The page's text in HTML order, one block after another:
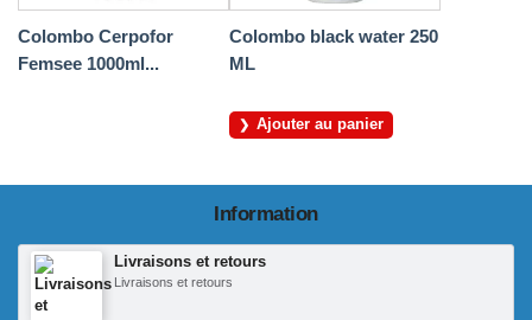
Colombo Cerpofor
Femsee 1000ml...
Colombo black water 250
ML
Ajouter au panier
Information
Livraisons et retours
Livraisons et retours